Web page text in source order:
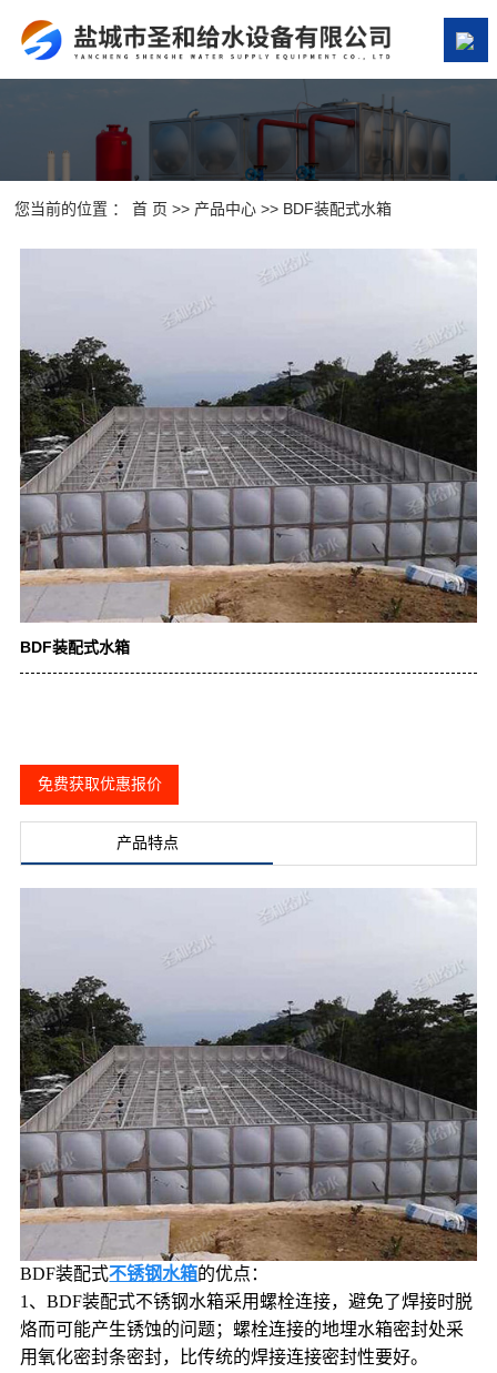
关于我们
产品中心
在线留言
联系我们
您当前的位置 ：首 页 >> 产品中心 >> BDF装配式水箱
BDF装配式水箱
免费获取优惠报价
产品特点
BDF装配式不锈钢水箱的优点：
1、BDF装配式不锈钢水箱采用螺栓连接，避免了焊接时脱
烙而可能产生锈蚀的问题；螺栓连接的地埋水箱密封处采
用氧化密封条密封，比传统的焊接连接密封性要好。